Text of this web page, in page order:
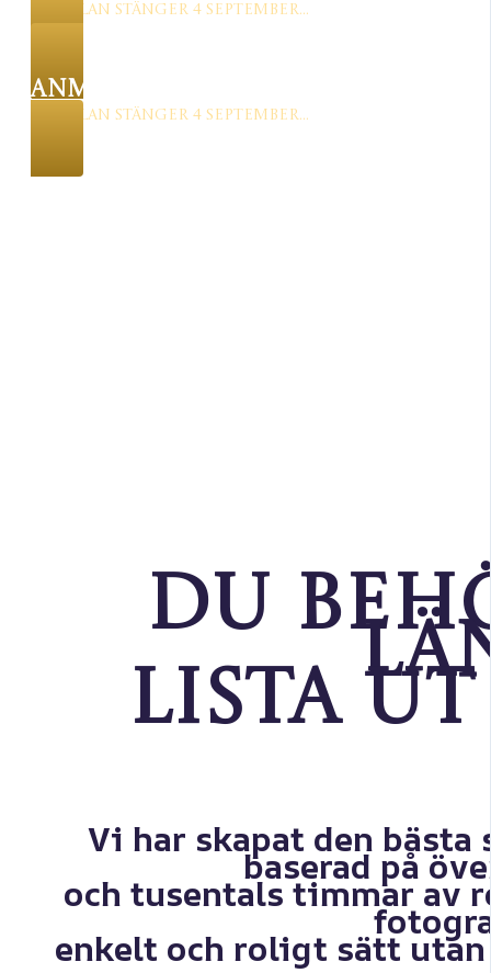
Anmälan stänger 4 september...
ANMÄL DIG NU
Anmälan stänger 4 september...
Du
lista ut
Vi har skapat den bästa
baserad på
och tusentals timmar av
enkelt och roligt sätt